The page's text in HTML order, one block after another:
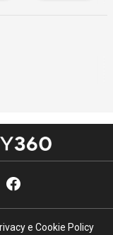
e Cookie Policy